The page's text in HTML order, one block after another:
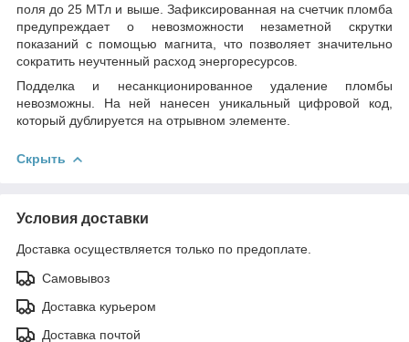
поля до 25 МТл и выше. Зафиксированная на счетчик пломба
предупреждает о невозможности незаметной скрутки
показаний с помощью магнита, что позволяет значительно
сократить неучтенный расход энергоресурсов.
Подделка и несанкционированное удаление пломбы
невозможны. На ней нанесен уникальный цифровой код,
который дублируется на отрывном элементе.
Скрыть
Условия доставки
Доставка осуществляется только по предоплате.
Самовывоз
Доставка курьером
Доставка почтой